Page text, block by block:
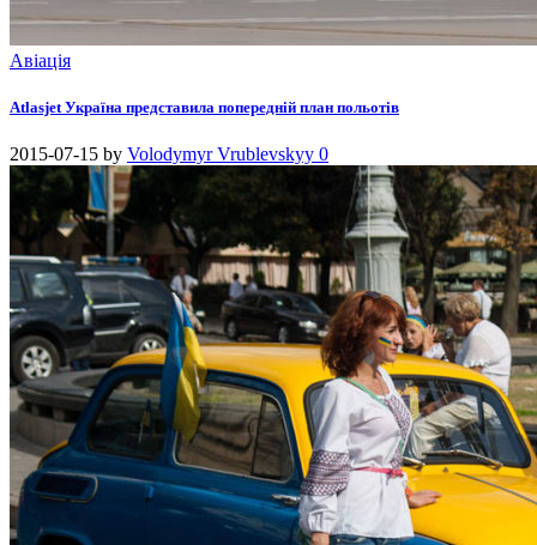
Авіація
Atlasjet Україна представила попередній план польотів
2015-07-15 by Volodymyr Vrublevskyy 0